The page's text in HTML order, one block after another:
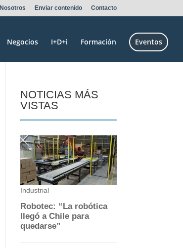
Nosotros Enviar contenido Contacto
Negocios I+D+i Formación Eventos
NOTICIAS MÁS
VISTAS